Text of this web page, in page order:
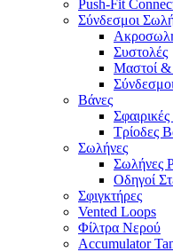
Push-Fit
Σύνδεσμοι
Συστολές
Μαστοί
Βάνες
Τρίοδες
Σωλήνες
Σωλήνες
Οδηγοί
Σφιγκτήρες
Vented Loops
Φίλτρα Νερού
Accumulator